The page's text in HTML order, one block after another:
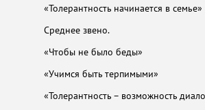
«Толерантность начинается в семье»
Среднее звено.
«Чтобы не было беды»
«Учимся быть терпимыми»
«Толерантность – возможность